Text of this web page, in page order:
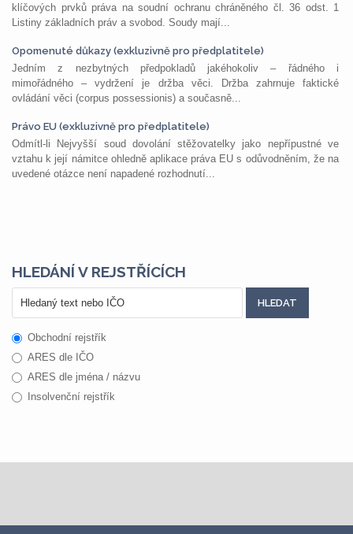
klíčových prvků práva na soudní ochranu chráněného čl. 36 odst. 1
Listiny základních práv a svobod. Soudy mají...
Opomenuté důkazy (exkluzivně pro předplatitele)
Jedním z nezbytných předpokladů jakéhokoliv – řádného i
mimořádného – vydržení je držba věci. Držba zahrnuje faktické
ovládání věci (corpus possessionis) a současně...
Právo EU (exkluzivně pro předplatitele)
Odmítl-li Nejvyšší soud dovolání stěžovatelky jako nepřípustné ve
vztahu k její námitce ohledně aplikace práva EU s odůvodněním, že na
uvedené otázce není napadené rozhodnutí...
HLEDÁNÍ V REJSTŘÍCÍCH
Obchodní rejstřík
ARES dle IČO
ARES dle jména / názvu
Insolvenční rejstřík